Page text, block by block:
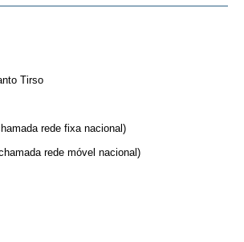
Tirso
rede fixa nacional)
rede móvel nacional)